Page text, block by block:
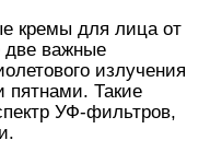
кремы для лица от
две важные
излучения
пятнами. Такие
УФ-фильтров,